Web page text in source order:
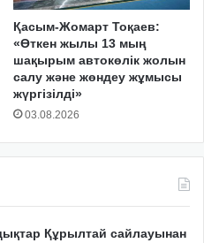
Қасым-Жомарт Тоқаев:
«Өткен жылы 13 мың
шақырым автокөлік жолын
салу және жөндеу жұмысы
жүргізілді»
03.08.2026
Құрылтай сайлауынан